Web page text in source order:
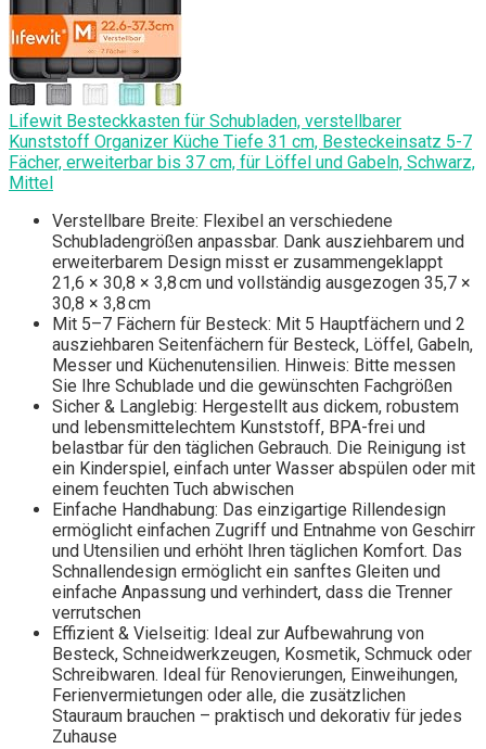
Lifewit Besteckkasten für Schubladen, verstellbarer
Kunststoff Organizer Küche Tiefe 31 cm, Besteckeinsatz 5-7
Fächer, erweiterbar bis 37 cm, für Löffel und Gabeln, Schwarz,
Mittel
Verstellbare Breite: Flexibel an verschiedene
Schubladengrößen anpassbar. Dank ausziehbarem und
erweiterbarem Design misst er zusammengeklappt
21,6 × 30,8 × 3,8 cm und vollständig ausgezogen 35,7 ×
30,8 × 3,8 cm
Mit 5–7 Fächern für Besteck: Mit 5 Hauptfächern und 2
ausziehbaren Seitenfächern für Besteck, Löffel, Gabeln,
Messer und Küchenutensilien. Hinweis: Bitte messen
Sie Ihre Schublade und die gewünschten Fachgrößen
Sicher & Langlebig: Hergestellt aus dickem, robustem
und lebensmittelechtem Kunststoff, BPA-frei und
belastbar für den täglichen Gebrauch. Die Reinigung ist
ein Kinderspiel, einfach unter Wasser abspülen oder mit
einem feuchten Tuch abwischen
Einfache Handhabung: Das einzigartige Rillendesign
ermöglicht einfachen Zugriff und Entnahme von Geschirr
und Utensilien und erhöht Ihren täglichen Komfort. Das
Schnallendesign ermöglicht ein sanftes Gleiten und
einfache Anpassung und verhindert, dass die Trenner
verrutschen
Effizient & Vielseitig: Ideal zur Aufbewahrung von
Besteck, Schneidwerkzeugen, Kosmetik, Schmuck oder
Schreibwaren. Ideal für Renovierungen, Einweihungen,
Ferienvermietungen oder alle, die zusätzlichen
Stauraum brauchen – praktisch und dekorativ für jedes
Zuhause